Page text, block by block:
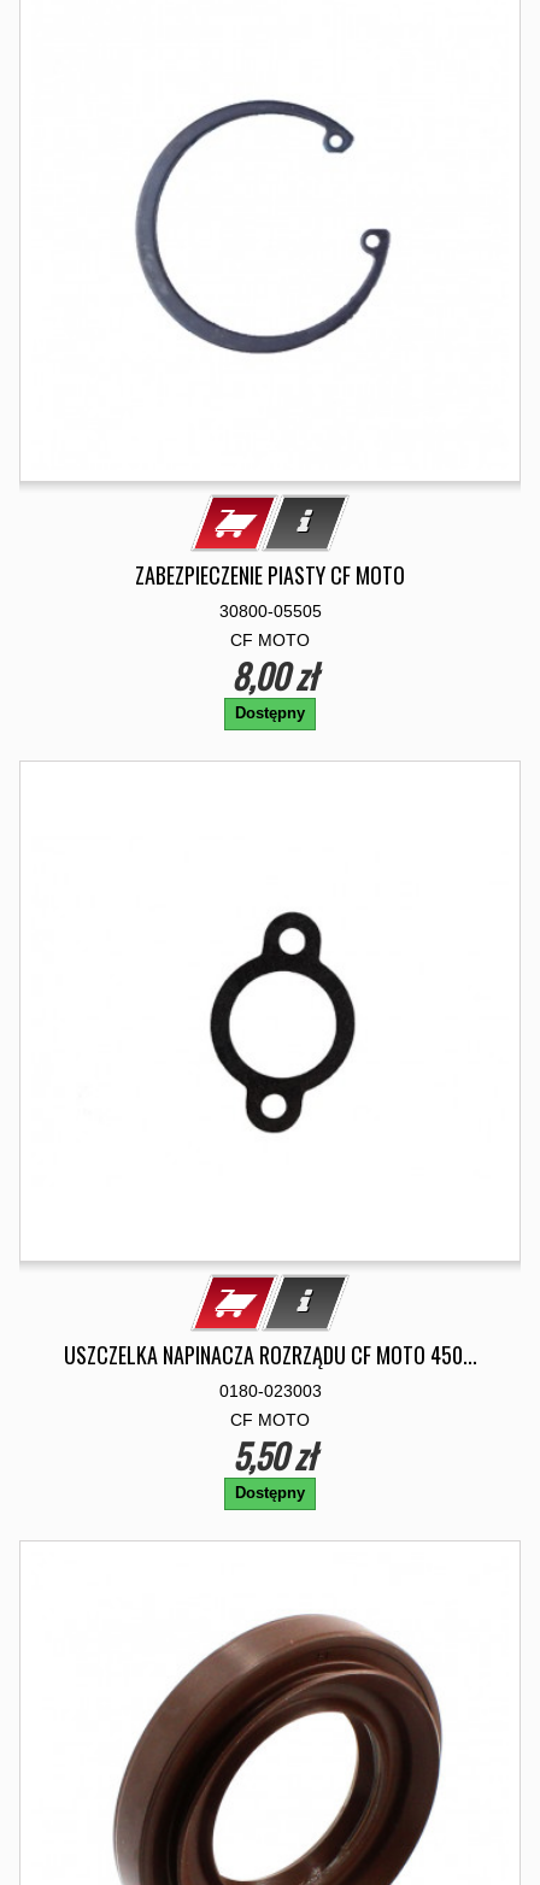
ZABEZPIECZENIE PIASTY CF MOTO
30800-05505
CF MOTO
8,00 zł
Dostępny
USZCZELKA NAPINACZA ROZRZĄDU CF MOTO 450...
0180-023003
CF MOTO
5,50 zł
Dostępny